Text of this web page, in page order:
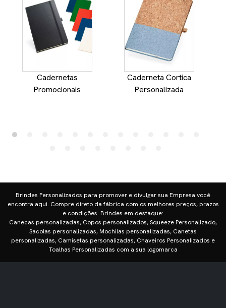
Cadernetas
Promocionais
Caderneta Cortica
Personalizada
Brindes Personalizados para promover e divulgar sua Empresa você
encontra aqui. Compre direto da fábrica com os melhores preços, prazos
e condições. Brindes em destaque:
Canecas personalizadas, Copos personalizados, Squeeze Personalizado,
Sacolas personalizadas, Mochilas personalizadas, Canetas
personalizadas, Camisetas personalizadas, Chaveiros Personalizados e
Toalhas Personalizadas com a sua logomarca